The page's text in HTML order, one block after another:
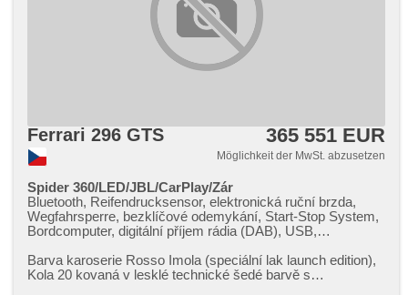
Ferrari 296 GTS 365 551 EUR
Möglichkeit der MwSt. abzusetzen
Spider 360/LED/JBL/CarPlay/Zár
Bluetooth, Reifendrucksensor, elektronická ruční brzda,
Wegfahrsperre, bezklíčové odemykání, Start-Stop System,
Bordcomputer, digitální příjem rádia (DAB), USB,
palubního počítače, Autoradio, bezdrátová nabíječka
mobilních telefonů, Apple CarPlay, Multifunktionslenkrad,
Barva karoserie Rosso Imola (speciální lak launch edition),​
Kola 20 kovaná v lesklé technické šedé barvě s